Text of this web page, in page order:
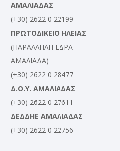
ΑΜΑΛΙΑΔΑΣ
(+30) 2622 0 22199
ΠΡΩΤΟΔΙΚΕΙΟ ΗΛΕΙΑΣ
(ΠΑΡΑΛΛΗΛΗ ΕΔΡΑ
ΑΜΑΛΙΑΔΑ)
(+30) 2622 0 28477
Δ.Ο.Υ. ΑΜΑΛΙΑΔΑΣ
(+30) 2622 0 27611
ΔΕΔΔΗΕ ΑΜΑΛΙΑΔΑΣ
(+30) 2622 0 22756